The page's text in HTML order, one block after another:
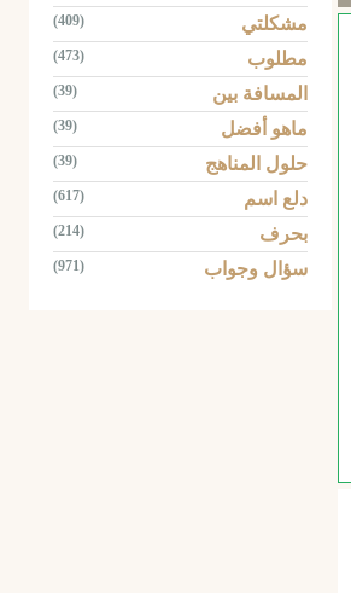
مشكلتي (409)
مطلوب (473)
المسافة بين (39)
ماهو أفضل (39)
حلول المناهج (39)
دلع اسم (617)
بحرف (214)
سؤال وجواب (971)